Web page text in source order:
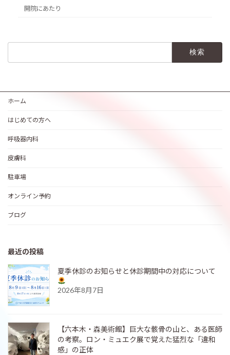
開院にあたり
ホーム
はじめての方へ
呼吸器内科
皮膚科
駐車場
オンライン予約
ブログ
最近の投稿
夏季休診のお知らせと休診期間中の対応について
2026年8月7日
【六本木・森美術館】巨大な骸骨の山と、ある医師
の考察。ロン・ミュエク展で覚えた猛烈な「違和
感」の正体